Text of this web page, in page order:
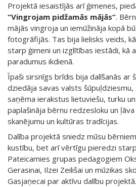
Projektā iesaistījās arī ģimenes,
“Vingrojam pidžamās mājās”.
mājās vingroja un iemūžināja kopā
fotogrāfijās. Tas bija lielisks veids,
starp ģimeni un izglītības iestādi, kā
paradumus ikdienā.
Īpaši sirsnīgs brīdis bija dalīšanās ar
dziedāja savas valsts
saņēma ierakstus lietuviešu, turku
paplašināja bērnu redzesloku un
skanējumu un kultūras tradīcijas.
Dalība projektā sniedz mūsu
kustību, bet arī vērtīgu pieredzi
Pateicamies grupas pedagogiem
Gerasinai, Ilzei Zeilišai un mūzikas
Gasjaņecai par aktīvu dalību projektā.